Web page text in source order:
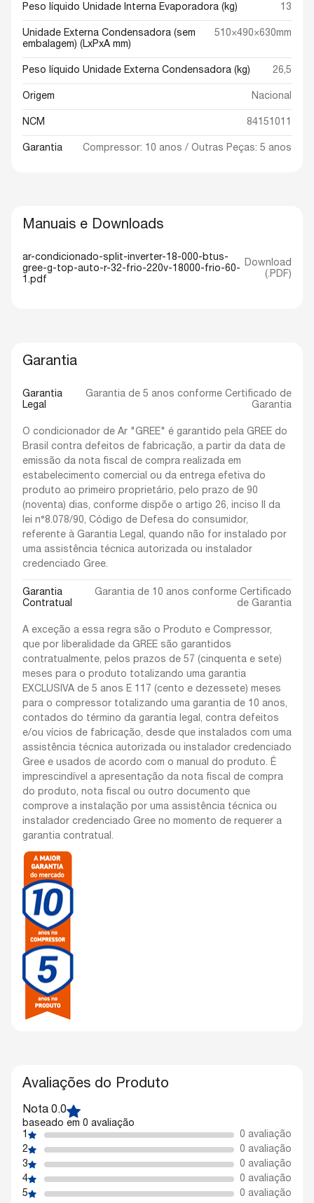
Peso líquido Unidade Interna Evaporadora (kg) 13
Unidade Externa Condensadora (sem
embalagem) (LxPxA mm)
510×490×630mm
Peso líquido Unidade Externa Condensadora (kg) 26,5
Origem Nacional
NCM 84151011
Garantia Compressor: 10 anos / Outras Peças: 5 anos
Manuais e Downloads
ar-condicionado-split-inverter-18-000-btus-
gree-g-top-auto-r-32-frio-220v-18000-frio-60-
1.pdf
Download
(.PDF)
Garantia
Garantia
Legal
Garantia de 5 anos conforme Certificado de
Garantia
O condicionador de Ar "GREE" é garantido pela GREE do
Brasil contra defeitos de fabricação, a partir da data de
emissão da nota fiscal de compra realizada em
estabelecimento comercial ou da entrega efetiva do
produto ao primeiro proprietário, pelo prazo de 90
(noventa) dias, conforme dispõe o artigo 26, inciso II da
lei n°8.078/90, Código de Defesa do consumidor,
referente à Garantia Legal, quando não for instalado por
uma assistência técnica autorizada ou instalador
credenciado Gree.
Garantia
Contratual
Garantia de 10 anos conforme Certificado
de Garantia
A exceção a essa regra são o Produto e Compressor,
que por liberalidade da GREE são garantidos
contratualmente, pelos prazos de 57 (cinquenta e sete)
meses para o produto totalizando uma garantia
EXCLUSIVA de 5 anos E 117 (cento e dezessete) meses
para o compressor totalizando uma garantia de 10 anos,
contados do término da garantia legal, contra defeitos
e/ou vícios de fabricação, desde que instalados com uma
assistência técnica autorizada ou instalador credenciado
Gree e usados de acordo com o manual do produto. É
imprescindível a apresentação da nota fiscal de compra
do produto, nota fiscal ou outro documento que
comprove a instalação por uma assistência técnica ou
instalador credenciado Gree no momento de requerer a
garantia contratual.
Avaliações do Produto
Nota 0.0
baseado em 0 avaliação
1
0 avaliação
2
0 avaliação
3
0 avaliação
4
0 avaliação
5
0 avaliação